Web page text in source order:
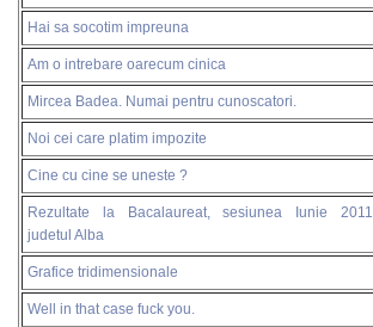
Hai sa socotim impreuna
Am o intrebare oarecum cinica
Mircea Badea. Numai pentru cunoscatori.
Noi cei care platim impozite
Cine cu cine se uneste ?
Rezultate la Bacalaureat, sesiunea Iunie 2011,
judetul Alba
Grafice tridimensionale
Well in that case fuck you.